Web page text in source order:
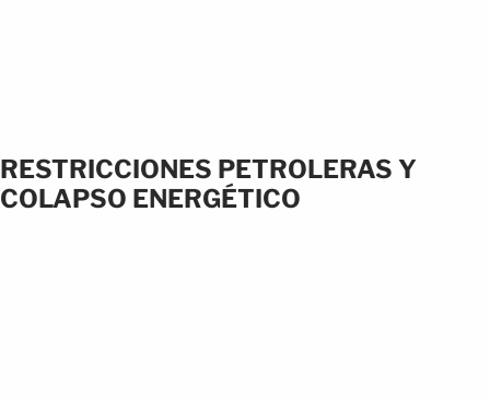
RESTRICCIONES PETROLERAS Y
COLAPSO ENERGÉTICO